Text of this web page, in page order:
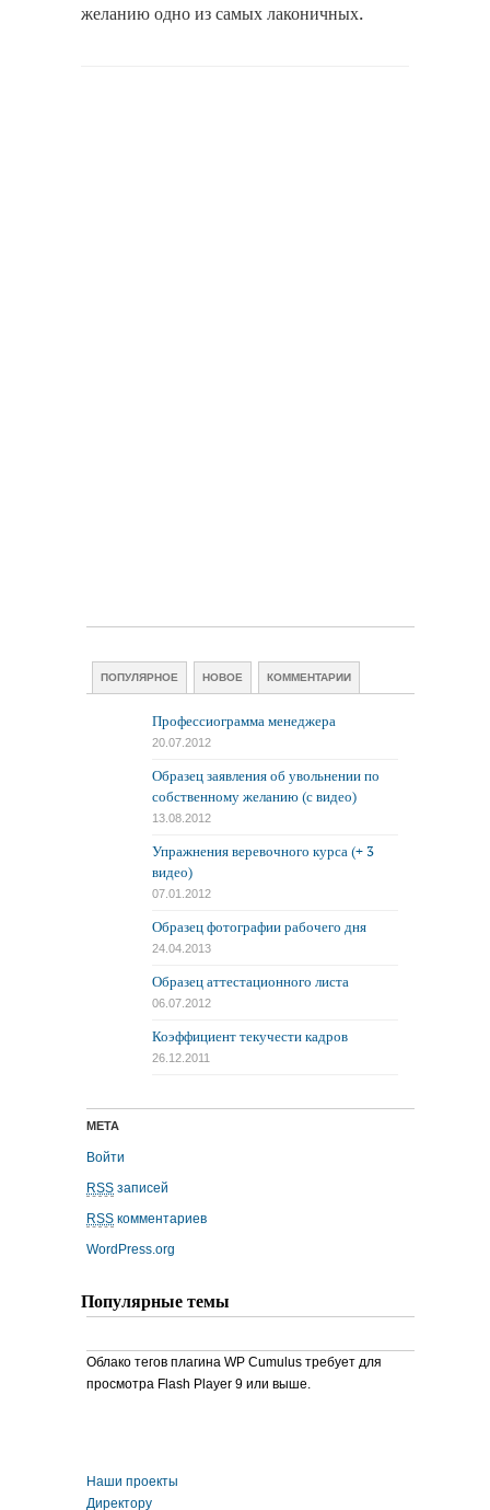
желанию одно из самых лаконичных.
ПОПУЛЯРНОЕ НОВОЕ КОММЕНТАРИИ
Профессиограмма менеджера
20.07.2012
Образец заявления об увольнении по
собственному желанию (с видео)
13.08.2012
Упражнения веревочного курса (+ 3
видео)
07.01.2012
Образец фотографии рабочего дня
24.04.2013
Образец аттестационного листа
06.07.2012
Коэффициент текучести кадров
26.12.2011
МЕТА
Войти
RSS записей
RSS комментариев
WordPress.org
Популярные темы
Облако тегов плагина WP Cumulus требует для
просмотра Flash Player 9 или выше.
Наши проекты
Директору